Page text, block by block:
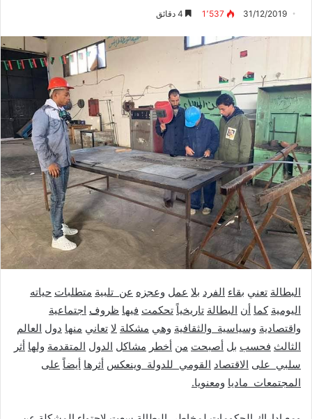
31/12/2019 1٬537
البطالة تعني بقاء الفرد بلا عمل وعجزه عن تلبية متطلبات حياته
اليومية كما أن البطالة تاريخياً تحكمت فيها ظروف اجتماعية
واقتصادية وسياسية والثقافية وهي مشكلة لا تعاني منها دول العالم
الثالث فحسب بل أصبحت من أخطر مشاكل الدول المتقدمة ولها أثر
سلبي على الاقتصاد القومي للدولة وينعكس أثرها أيضاً على
المجتمعات ماديا ومعنويا.